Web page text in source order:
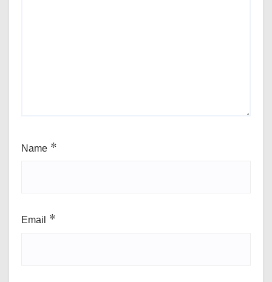
Name *
Email *